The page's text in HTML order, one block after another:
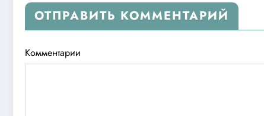
ОТПРАВИТЬ КОММЕНТАРИЙ
Комментарии